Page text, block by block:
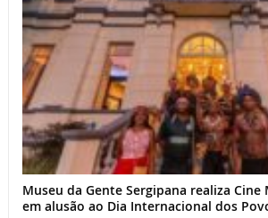
Museu da Gente Sergipana realiza Cine
em alusão ao Dia Internacional dos